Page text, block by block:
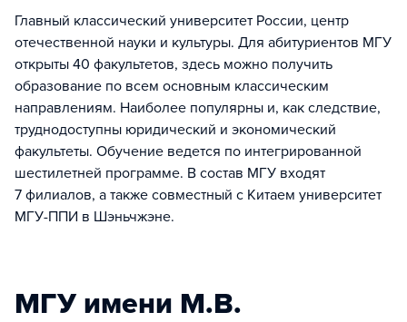
Главный классический университет России, центр
отечественной науки и культуры. Для абитуриентов МГУ
открыты 40 факультетов, здесь можно получить
образование по всем основным классическим
направлениям. Наиболее популярны и, как следствие,
труднодоступны юридический и экономический
факультеты. Обучение ведется по интегрированной
шестилетней программе. В состав МГУ входят
7 филиалов, а также совместный с Китаем университет
МГУ-ППИ в Шэньчжэне.
МГУ имени М.В.